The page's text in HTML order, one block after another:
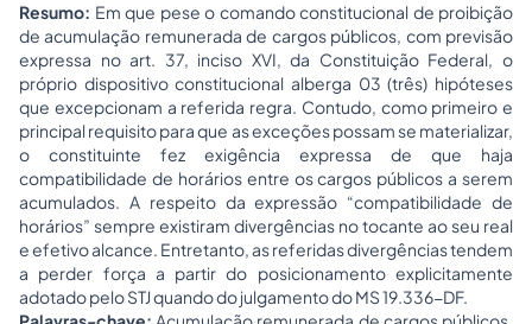
Resumo: Em que pese o comando constitucional de proibição
de acumulação remunerada de cargos públicos, com previsão
expressa no art. 37, inciso XVI, da Constituição Federal, o
próprio dispositivo constitucional alberga 03 (três) hipóteses
que excepcionam a referida regra. Contudo, como primeiro e
principal requisito para que as exceções possam se materializar,
o constituinte fez exigência expressa de que haja
compatibilidade de horários entre os cargos públicos a serem
acumulados. A respeito da expressão “compatibilidade de
horários” sempre existiram divergências no tocante ao seu real
e efetivo alcance. Entretanto, as referidas divergências tendem
a perder força a partir do posicionamento explicitamente
adotado pelo STJ quando do julgamento do MS 19.336-DF.